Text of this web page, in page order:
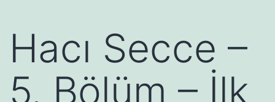
Hacı Secce –
5. Bölüm – İlk